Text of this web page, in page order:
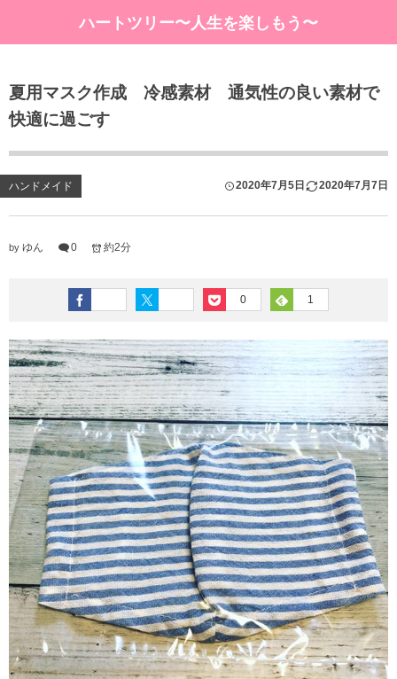
ハートツリー〜人生を楽しもう〜
夏用マスク作成 冷感素材 通気性の良い素材で
快適に過ごす
ハンドメイド 2020年7月5日 2020年7月7日
by ゆん 0 約2分
0 1